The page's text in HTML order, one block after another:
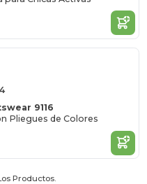
9116
Pliegues de Colores
Productos.